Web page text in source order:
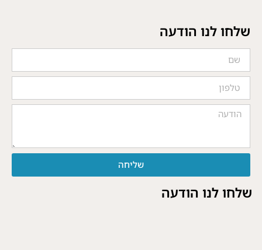
שלחו לנו הודעה
שליחה
שלחו לנו הודעה